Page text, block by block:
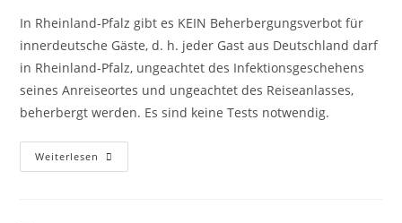
In Rheinland-Pfalz gibt es KEIN Beherbergungsverbot für
innerdeutsche Gäste, d. h. jeder Gast aus Deutschland darf
in Rheinland-Pfalz, ungeachtet des Infektionsgeschehens
seines Anreiseortes und ungeachtet des Reiseanlasses,
beherbergt werden. Es sind keine Tests notwendig.
Weiterlesen